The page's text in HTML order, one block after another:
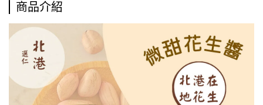
商品介紹